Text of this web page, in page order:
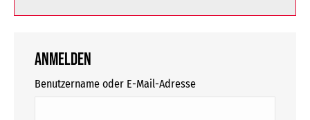
Anmelden
Benutzername oder E-Mail-Adresse